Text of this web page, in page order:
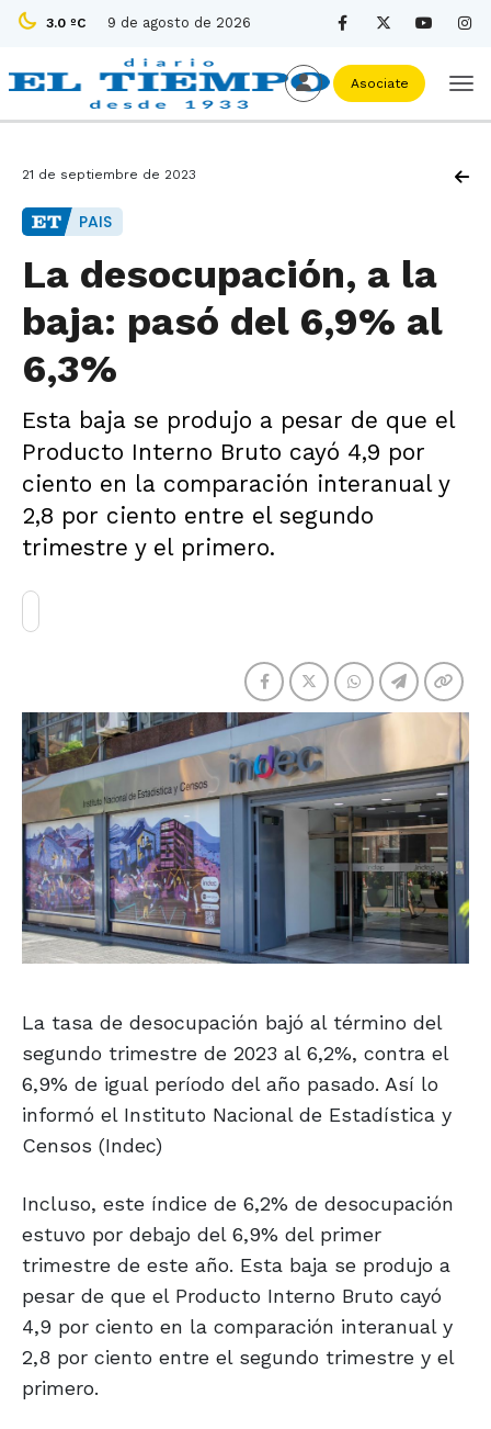
3.0 ºC 9 de agosto de 2026
Asociate
21 de septiembre de 2023
PAIS
La desocupación, a la
baja: pasó del 6,9% al
6,3%
Esta baja se produjo a pesar de que el
Producto Interno Bruto cayó 4,9 por
ciento en la comparación interanual y
2,8 por ciento entre el segundo
trimestre y el primero.
La tasa de desocupación bajó al término del
segundo trimestre de 2023 al 6,2%, contra el
6,9% de igual período del año pasado. Así lo
informó el Instituto Nacional de Estadística y
Censos (Indec)
Incluso, este índice de 6,2% de desocupación
estuvo por debajo del 6,9% del primer
trimestre de este año. Esta baja se produjo a
pesar de que el Producto Interno Bruto cayó
4,9 por ciento en la comparación interanual y
2,8 por ciento entre el segundo trimestre y el
primero.